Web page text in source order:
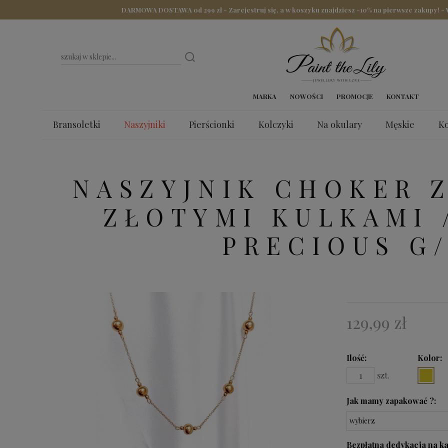
DARMOWA DOSTAWA od 299 zł - Zarejestruj się, a w koszyku znajdziesz -10% na pierwsze zakupy!
MARKA NOWOŚCI PROMOCJE KONTAKT
Bransoletki Naszyjniki Pierścionki Kolczyki Na okulary Męskie
NASZYJNIK CHOKER
ZŁOTYMI KULKAMI
PRECIOUS G/
129,99 zł
Ilość
szt.
Kolor:
Jak mamy zapakować ?:
Bezpłatna dedykacja na